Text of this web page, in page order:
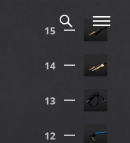
12
13
14
15